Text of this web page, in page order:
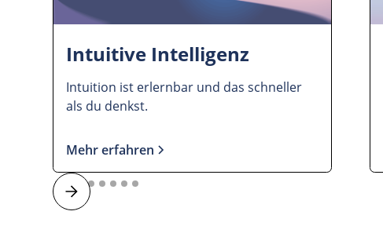
Intuitive Intelligenz
Intuition ist erlernbar und das schneller
als du denkst.
Mehr erfahren